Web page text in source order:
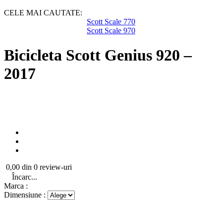
CELE MAI CAUTATE:
Scott Scale 770
Scott Scale 970
Bicicleta Scott Genius 920 –
2017
0,00 din 0 review-uri
Încarc...
Marca :
Dimensiune :